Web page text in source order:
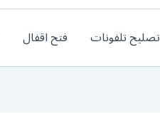
تصليح تلفونات فتح اقفال